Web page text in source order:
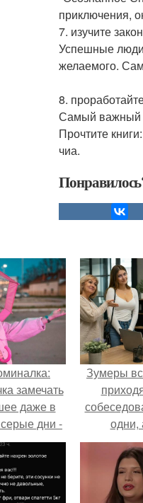
приключения,
7. изучите
Успешные люди
желаемого.
8.
Самый важный
Прочтите
чиа.
замечать
даже в
дни -
очередная
книг по
Зумеры
одни,
жалуются